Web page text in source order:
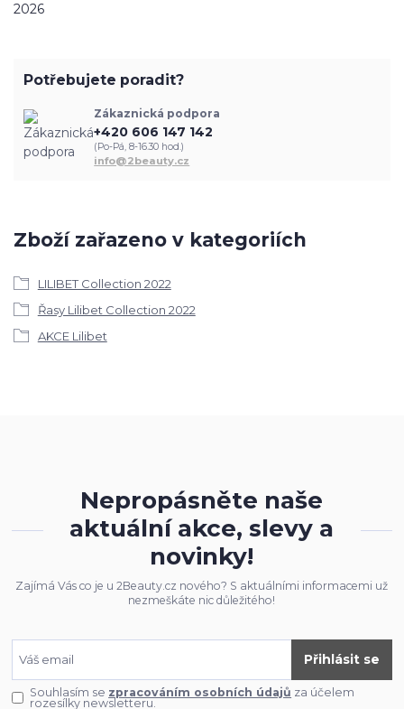
2026
Zboží zařazeno v kategoriích
LILIBET Collection 2022
Řasy Lilibet Collection 2022
AKCE Lilibet
Potřebujete poradit?
Zákaznická podpora
+420 606 147 142
(Po-Pá, 8-16.30 hod.)
info@2beauty.cz
Nepropásněte naše
aktuální akce, slevy a
novinky!
Zajímá Vás co je u 2Beauty.cz nového? S aktuálními informacemi už
nezmeškáte nic důležitého!
Přihlásit se
Souhlasím se zpracováním osobních údajů za účelem
rozesílky newsletteru.